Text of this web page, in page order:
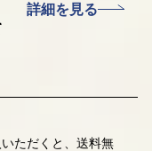
詳細を見る
ただくと、送料無